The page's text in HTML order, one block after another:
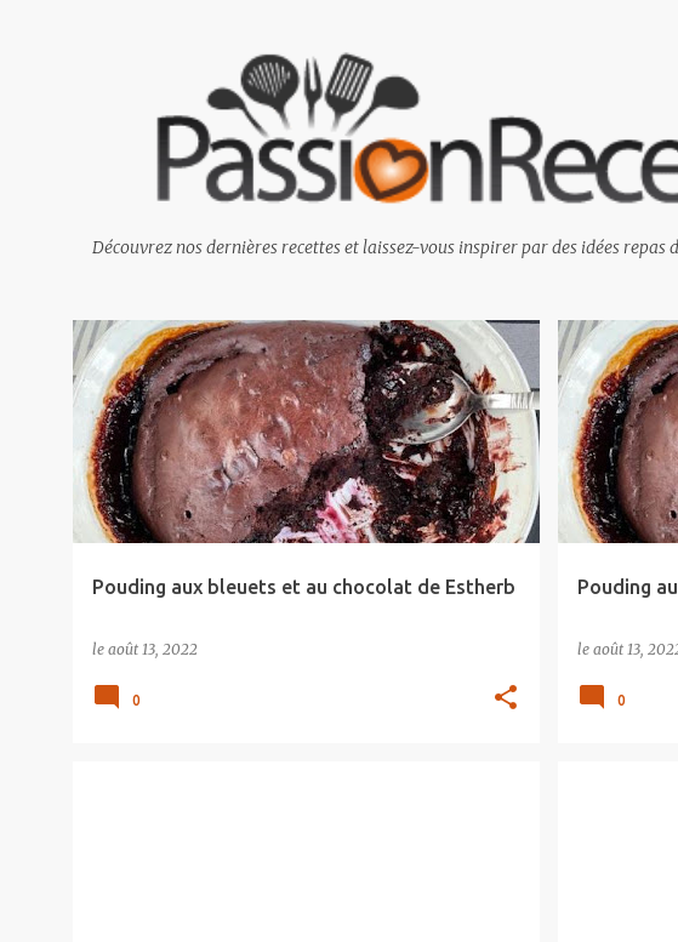
Découvrez nos dernières recettes et laissez-vous inspirer par des idées
M
e
s
a
Pouding aux bleuets et au chocolat de Estherb
le août 13, 2022
0
Pouding
le août 13,
0